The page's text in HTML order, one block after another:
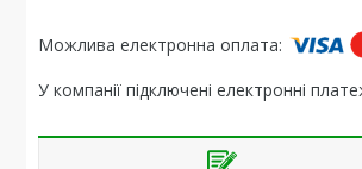
У компанії підключені електронні